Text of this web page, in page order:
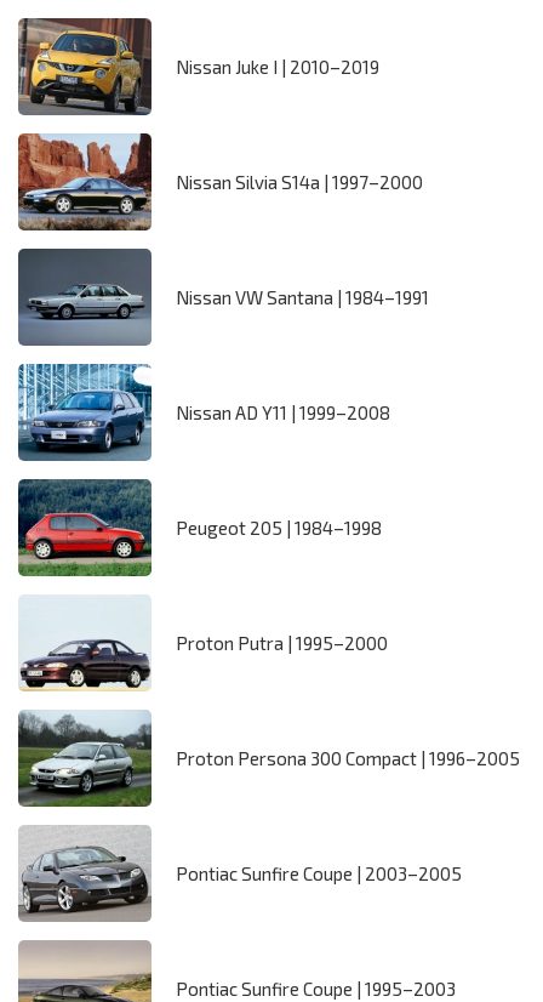
Nissan Juke I | 2010–2019
Nissan Silvia S14a | 1997–2000
Nissan VW Santana | 1984–1991
Nissan AD Y11 | 1999–2008
Peugeot 205 | 1984–1998
Proton Putra | 1995–2000
Proton Persona 300 Compact | 1996–2005
Pontiac Sunfire Coupe | 2003–2005
Pontiac Sunfire Coupe | 1995–2003